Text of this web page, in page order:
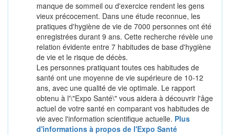
manque de sommeil ou d'exercice rendent les gens
vieux précocement. Dans une étude reconnue, les
pratiques d'hygiène de vie de 7000 personnes ont été
enregistrées durant 9 ans. Cette recherche révèle une
relation évidente entre 7 habitudes de base d'hygiène
de vie et le risque de décès.
Les personnes pratiquant toutes ces habitudes de
santé ont une moyenne de vie supérieure de 10-12
ans, avec une qualité de vie optimale. Le rapport
obtenu à l'\"Expo Santé\" vous aidera à découvrir l'âge
actuel de votre santé en comparant vos habitudes de
vie avec l'information scientifique actuelle. Plus
d'informations à propos de l'Expo Santé